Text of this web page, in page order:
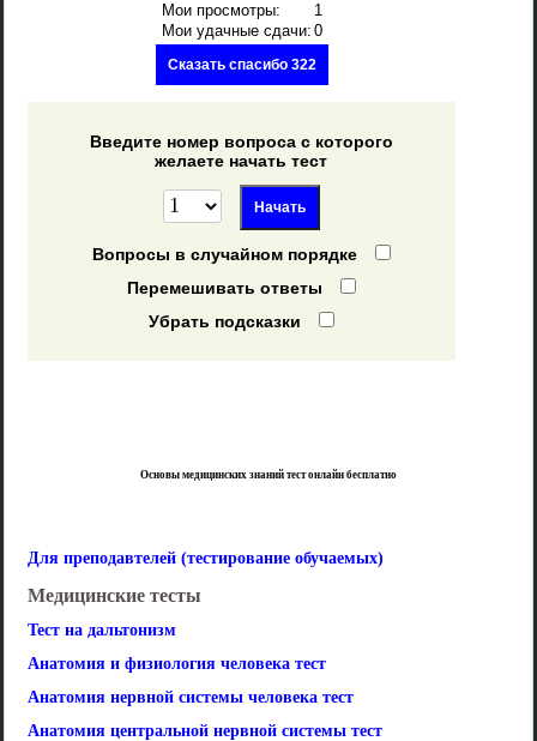
Мои просмотры:
1
Мои удачные сдачи: 0
Сказать спасибо 322
Введите номер вопроса с которого
желаете начать тест
Вопросы в случайном порядке
Перемешивать ответы
Убрать подсказки
Основы медицинских знаний тест онлайн бесплатно
Для преподавтелей (тестирование обучаемых)
Медицинские тесты
Тест на дальтонизм
Анатомия и физиология человека тест
Анатомия нервной системы человека тест
Анатомия центральной нервной системы тест